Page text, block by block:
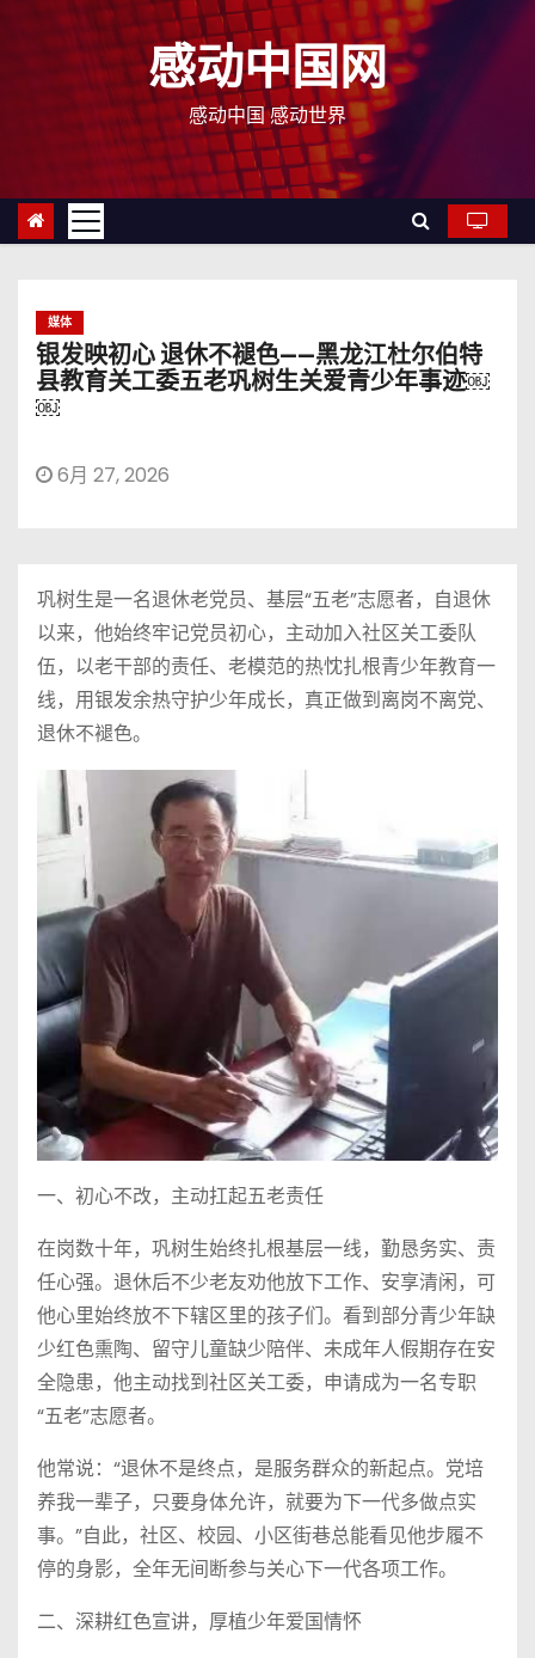
感动中国网
感动中国 感动世界
媒体
银发映初心 退休不褪色——黑龙江杜尔伯特
县教育关工委五老巩树生关爱青少年事迹￼
￼
6月 27, 2026
巩树生是一名退休老党员、基层“五老”志愿者，自退休
以来，他始终牢记党员初心，主动加入社区关工委队
伍，以老干部的责任、老模范的热忱扎根青少年教育一
线，用银发余热守护少年成长，真正做到离岗不离党、
退休不褪色。
一、初心不改，主动扛起五老责任
在岗数十年，巩树生始终扎根基层一线，勤恳务实、责
任心强。退休后不少老友劝他放下工作、安享清闲，可
他心里始终放不下辖区里的孩子们。看到部分青少年缺
少红色熏陶、留守儿童缺少陪伴、未成年人假期存在安
全隐患，他主动找到社区关工委，申请成为一名专职
“五老”志愿者。
他常说：“退休不是终点，是服务群众的新起点。党培
养我一辈子，只要身体允许，就要为下一代多做点实
事。”自此，社区、校园、小区街巷总能看见他步履不
停的身影，全年无间断参与关心下一代各项工作。
二、深耕红色宣讲，厚植少年爱国情怀